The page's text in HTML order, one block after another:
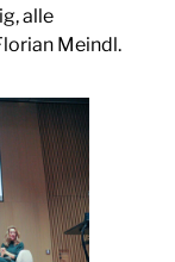
alle
Meindl.